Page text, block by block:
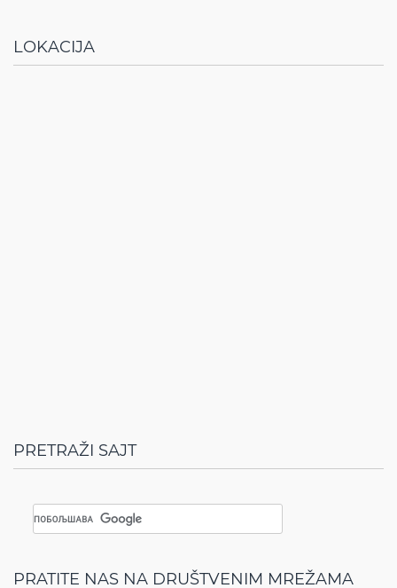
LOKACIJA
PRETRAŽI SAJT
PRATITE NAS NA DRUŠTVENIM MREŽAMA